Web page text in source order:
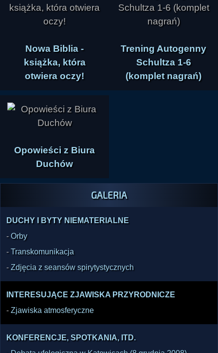
Nowa Biblia -
książka, która
otwiera oczy!
Trening Autogenny
Schultza 1-6
(komplet nagrań)
Opowieści z Biura
Duchów
GALERIA
DUCHY I BYTY NIEMATERIALNE
-Orby
-Transkomunikacja
-Zdjęcia z seansów spirytystycznych
INTERESUJĄCE ZJAWISKA PRZYRODNICZE
- Zjawiska atmosferyczne
KONFERENCJE, SPOTKANIA, ITD.